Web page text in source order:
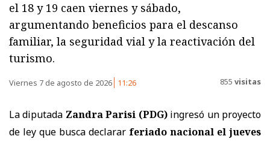
el 18 y 19 caen viernes y sábado,
argumentando beneficios para el descanso
familiar, la seguridad vial y la reactivación del
turismo.
Viernes 7 de agosto de 2026 11:26 855 visitas
La diputada Zandra Parisi (PDG)ingresó un proyecto
de ley que busca declarar feriado nacional el jueves